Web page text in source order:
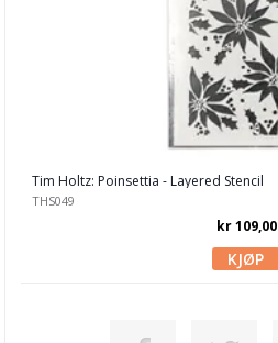
Tim Holtz: Poinsettia - Layered Stencil
THS049
kr 109,00